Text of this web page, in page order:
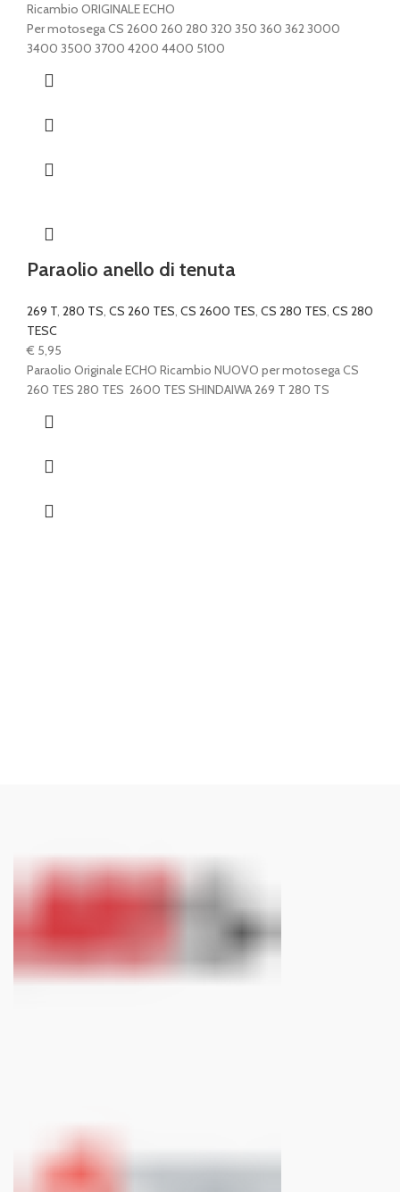
Ricambio ORIGINALE ECHO
Per motosega CS 2600 260 280 320 350 360 362 3000
3400 3500 3700 4200 4400 5100
Paraolio anello di tenuta
269 T, 280 TS, CS 260 TES, CS 2600 TES, CS 280 TES, CS 280
TESC
€ 5,95
Paraolio Originale ECHO Ricambio NUOVO per motosega CS
260 TES 280 TES 2600 TES SHINDAIWA 269 T 280 TS